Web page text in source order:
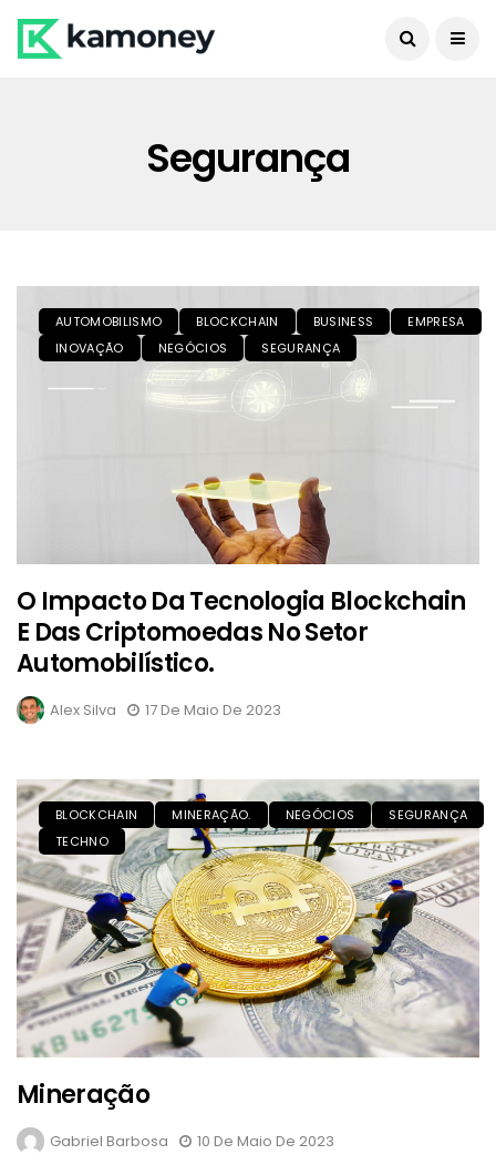
Segurança
AUTOMOBILISMO BLOCKCHAIN BUSINESS
EMPRESA
INOVAÇÃO
NEGÓCIOS SEGURANÇA
O Impacto Da Tecnologia Blockchain
E Das Criptomoedas No Setor
Automobilístico.
Alex Silva 17 De Maio De 2023
BLOCKCHAIN MINERAÇÃO. NEGÓCIOS
SEGURANÇA
TECHNO
Mineração
Gabriel Barbosa 10 De Maio De 2023